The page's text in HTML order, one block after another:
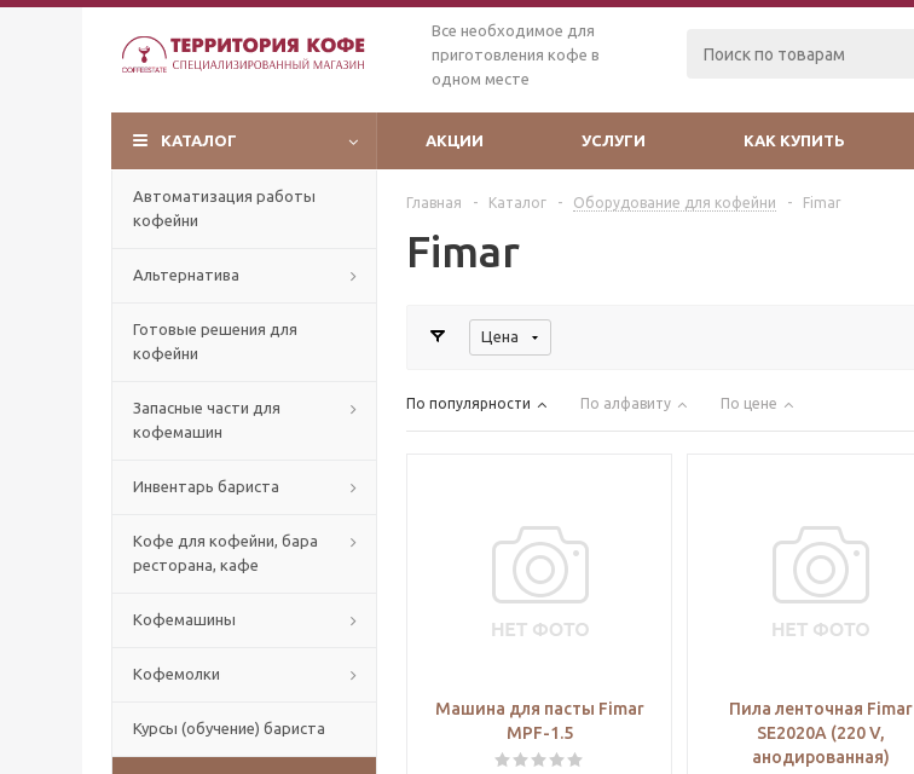
Все необходимое для
приготовления кофе в
одном месте
КАТАЛОГ АКЦИИ УСЛУГИ КАК КУПИТЬ
Автоматизация работы
кофейни
Альтернатива
Готовые решения для
кофейни
Запасные части для
кофемашин
Инвентарь бариста
Кофе для кофейни, бара
ресторана, кафе
Кофемашины
Кофемолки
Курсы (обучение) бариста
Главная - Каталог - Оборудование для кофейни - Fimar
Fimar
Цена
По популярности По алфавиту По цене
Машина для пасты Fimar
MPF-1.5
Пила ленточная Fimar
SE2020A (220 V,
анодированная)